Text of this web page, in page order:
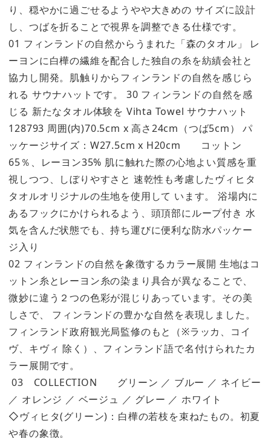
り、穏やかに過ごせるようやや大きめの サイズに設計
し、つばを折ることで視界を調整できる仕様です。
01 フィンランドの自然からうまれた「森のタオル」 レ
ーヨンに白樺の繊維を配合した独自の糸を紡績会社と
協力し開発。肌触りからフィンランドの自然を感じら
れる サウナハットです。 30 フィンランドの自然を感
じる 新たなタオル体験を Vihta Towel サウナハット
128793 周囲(内)70.5cm x 高さ24cm（つば5cm） パ
ッケージサイズ：W27.5cm x H20cm コットン
65％、レーヨン35% 肌に触れた際の心地よい質感を重
視しつつ、しぼりやすさと 速乾性も考慮したヴィヒタ
タオルオリジナルの生地を使用して います。 浴場内に
あるフックにかけられるよう、頭頂部にループ付き 水
気を含んだ状態でも、持ち運びに便利な防水パッケー
ジ入り
02 フィンランドの自然を象徴するカラー展開 生地はコ
ットン糸とレーヨン糸の染まり具合が異なることで、
微妙に違う２つの色彩が混じりあっています。その美
しさで、 フィンランドの豊かな自然を表現しました。
フィンランド政府観光局監修のもと（※ラッカ、コイ
ヴ、キヴィ 除く）、フィンランド語で名付けられたカ
ラー展開です。
03 COLLECTION グリーン ／ ブルー ／ ネイビー
／ オレンジ ／ ベージュ ／ グレー ／ ホワイト
◇ヴィヒタ(グリーン)：白樺の若枝を束ねたもの。初夏
や春の象徴。